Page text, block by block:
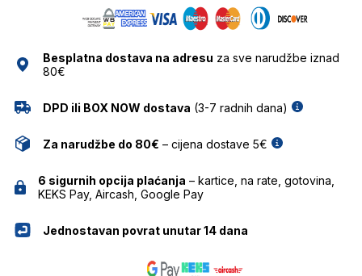
Besplatna dostava na adresu za sve narudžbe iznad
80€
DPD ili BOX NOW dostava (3-7 radnih dana)
Za narudžbe do 80€ – cijena dostave 5€
6 sigurnih opcija plaćanja – kartice, na rate, gotovina,
KEKS Pay, Aircash, Google Pay
Jednostavan povrat unutar 14 dana